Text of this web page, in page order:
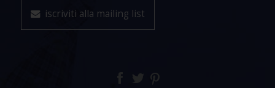
iscriviti alla mailing list